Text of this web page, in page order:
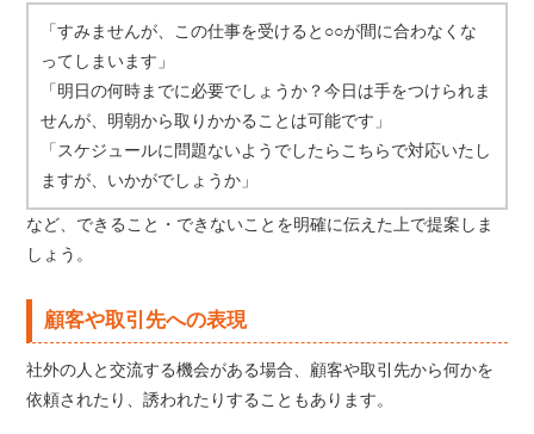
「すみませんが、この仕事を受けると○○が間に合わなくな
ってしまいます」
「明日の何時までに必要でしょうか？今日は手をつけられま
せんが、明朝から取りかかることは可能です」
「スケジュールに問題ないようでしたらこちらで対応いたし
ますが、いかがでしょうか」
など、できること・できないことを明確に伝えた上で提案しま
しょう。
顧客や取引先への表現
社外の人と交流する機会がある場合、顧客や取引先から何かを
依頼されたり、誘われたりすることもあります。